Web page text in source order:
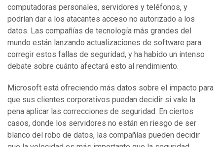
computadoras personales, servidores y teléfonos, y
podrían dar a los atacantes acceso no autorizado a los
datos. Las compañías de tecnología más grandes del
mundo están lanzando actualizaciones de software para
corregir estos fallas de seguridad, y ha habido un intenso
debate sobre cuánto afectará esto al rendimiento.
Microsoft está ofreciendo más datos sobre el impacto para
que sus clientes corporativos puedan decidir si vale la
pena aplicar las correcciones de seguridad. En ciertos
casos, donde los servidores no están en riesgo de ser
blanco del robo de datos, las compañías pueden decidir